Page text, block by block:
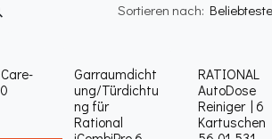
Sortieren nach: Beliebteste
Garraumdicht
ung/Türdichtu
ng für
Rational
RATIONAL
AutoDose
Reiniger | 6
Kartuschen